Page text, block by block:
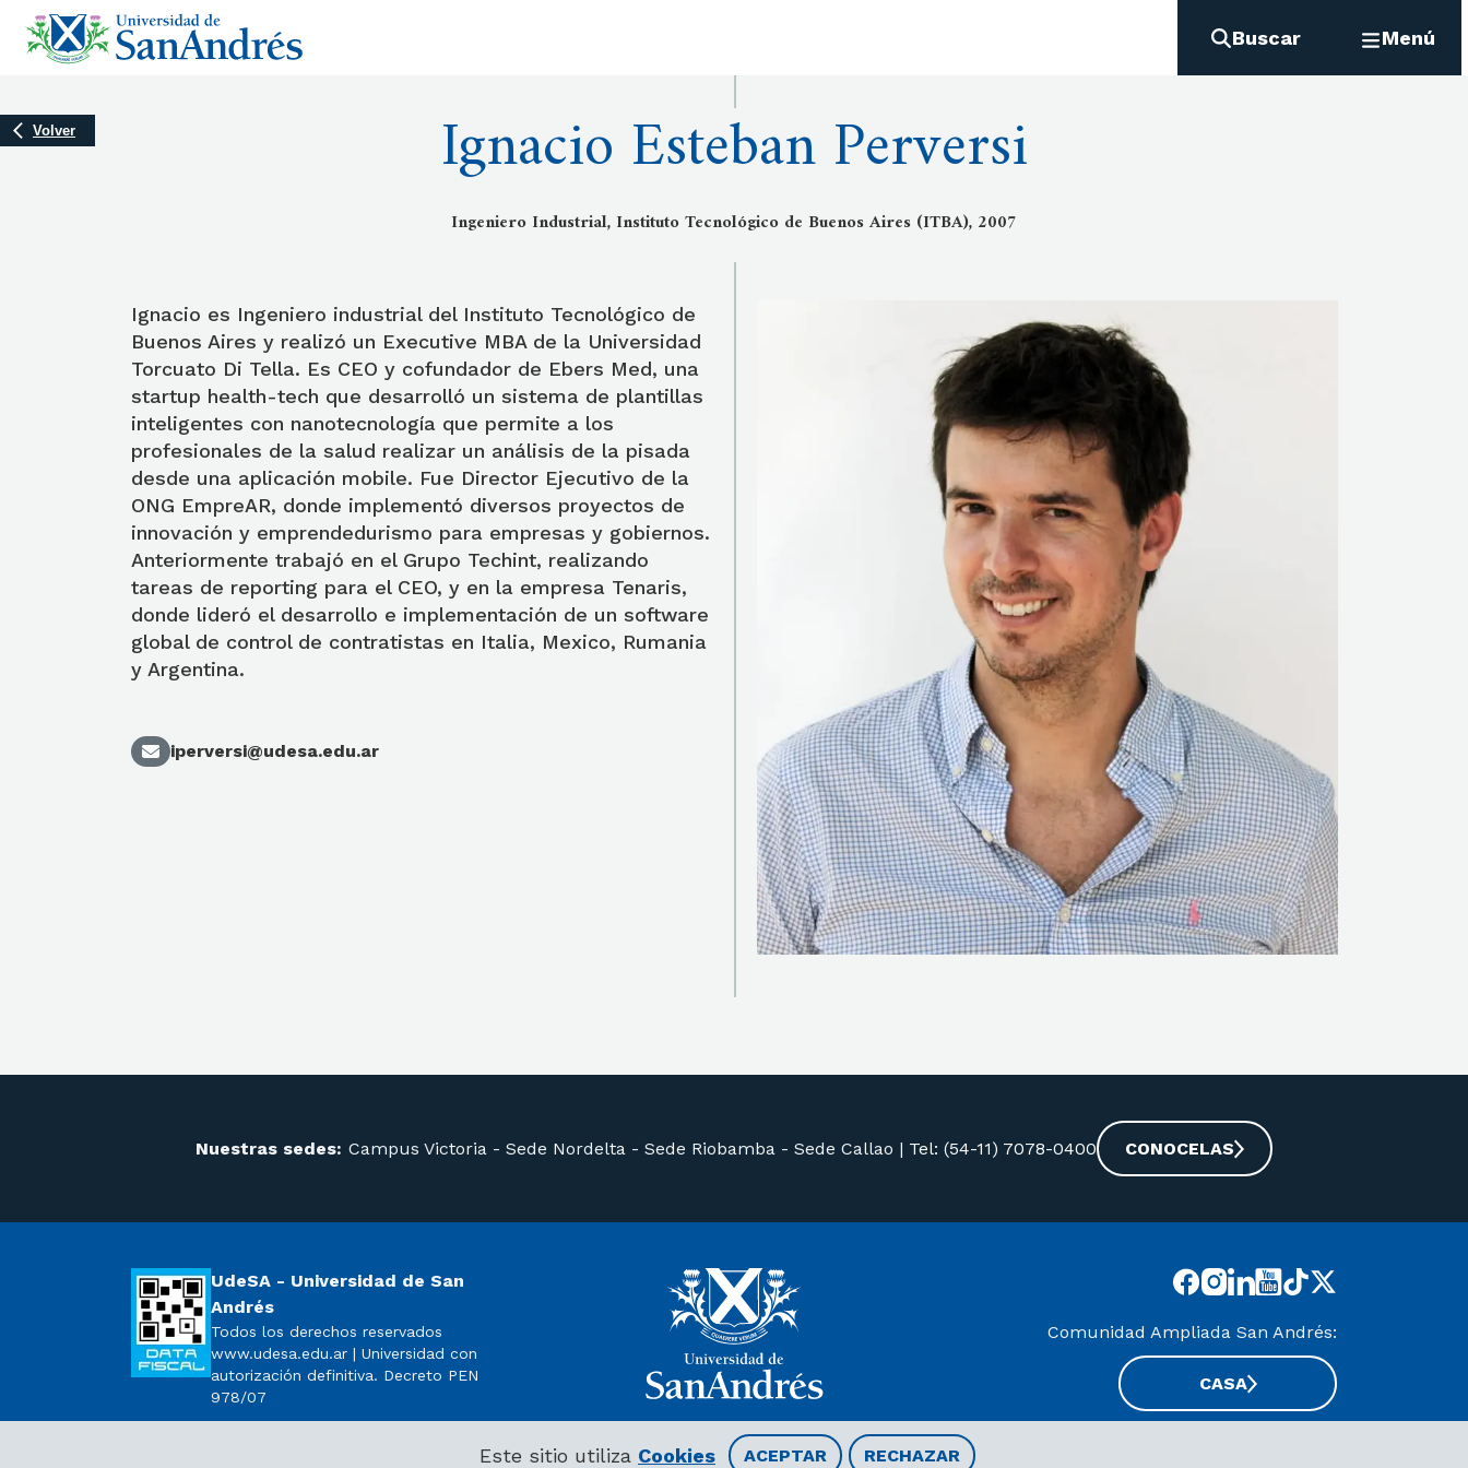
Buscar Menú
Volver Ignacio Esteban Perversi
Ingeniero Industrial, Instituto Tecnológico de Buenos Aires (ITBA), 2007
Ignacio es Ingeniero industrial del Instituto Tecnológico de
Buenos Aires y realizó un Executive MBA de la Universidad
Torcuato Di Tella. Es CEO y cofundador de Ebers Med, una
startup health-tech que desarrolló un sistema de plantillas
inteligentes con nanotecnología que permite a los
profesionales de la salud realizar un análisis de la pisada
desde una aplicación mobile. Fue Director Ejecutivo de la
ONG EmpreAR, donde implementó diversos proyectos de
innovación y emprendedurismo para empresas y gobiernos.
Anteriormente trabajó en el Grupo Techint, realizando
tareas de reporting para el CEO, y en la empresa Tenaris,
donde lideró el desarrollo e implementación de un software
global de control de contratistas en Italia, Mexico, Rumania
y Argentina.
iperversi@udesa.edu.ar
Este sitio utiliza Cookies ACEPTAR RECHAZAR
Nuestras sedes: Campus Victoria - Sede Nordelta - Sede Riobamba - Sede Callao | Tel: (54-11) 7078-0400 CONOCELAS
UdeSA - Universidad de San
Andrés
Todos los derechos reservados
www.udesa.edu.ar | Universidad con
autorización definitiva. Decreto PEN
978/07
Comunidad Ampliada San Andrés:
CASA